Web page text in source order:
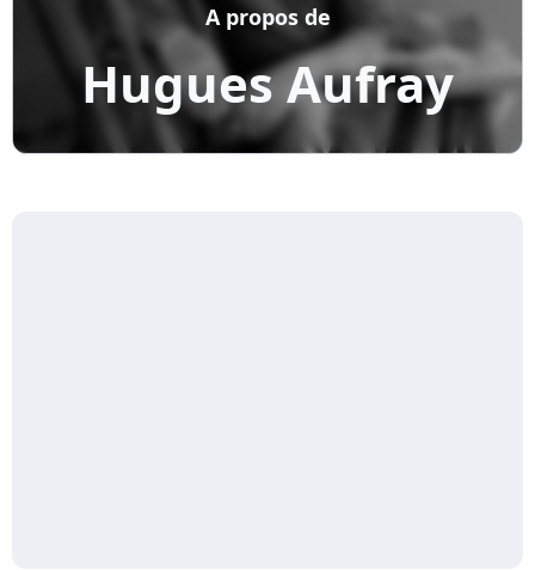
Hugues Aufray
A propos de